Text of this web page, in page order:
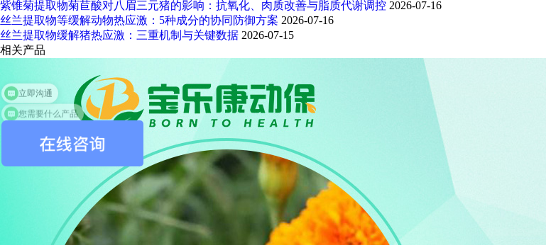
紫锥菊提取物菊苣酸对八眉三元猪的影响：抗氧化、肉质改善与脂质代谢调控 2026-07-16
丝兰提取物等缓解动物热应激：5种成分的协同防御方案 2026-07-16
丝兰提取物缓解猪热应激：三重机制与关键数据 2026-07-15
相关产品
您需要什么产品